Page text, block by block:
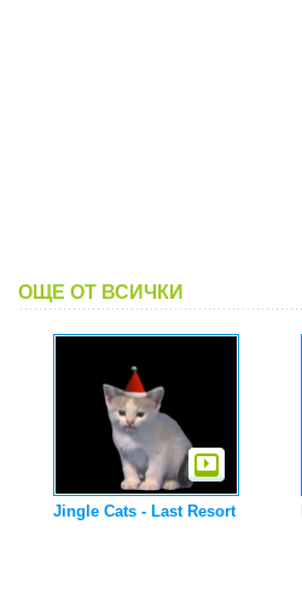
ОЩЕ ОТ ВСИЧКИ
Jingle Cats - Last Resort